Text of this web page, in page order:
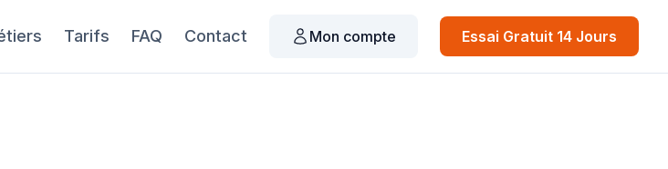
Tarifs FAQ Contact Mon compte Essai Gratuit 14 Jours